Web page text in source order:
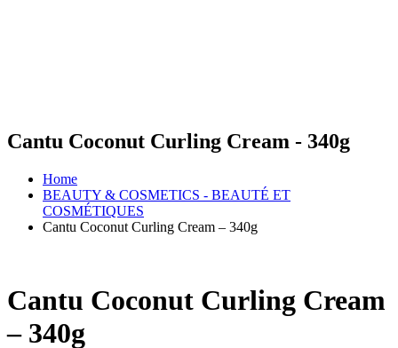
Cantu Coconut Curling Cream - 340g
Home
BEAUTY & COSMETICS - BEAUTÉ ET
COSMÉTIQUES
Cantu Coconut Curling Cream – 340g
Cantu Coconut Curling Cream
– 340g